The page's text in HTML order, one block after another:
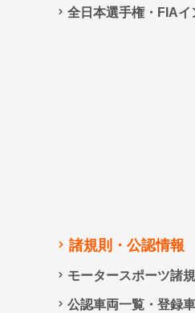
全日本選手権・FIA
諸規則・公認情報
モータースポーツ諸
公認車両一覧・登録